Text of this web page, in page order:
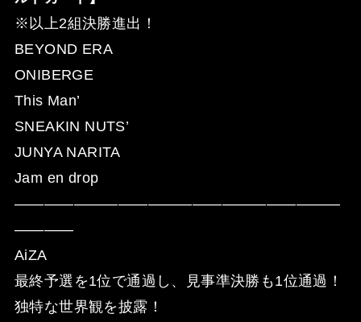
※以上2組決勝進出！
BEYOND ERA
ONIBERGE
This Man’
SNEAKIN NUTS’
JUNYA NARITA
Jam en drop
——————————————————————
————
AiZA
最終予選を1位で通過し、見事準決勝も1位通過！
独特な世界観を披露！